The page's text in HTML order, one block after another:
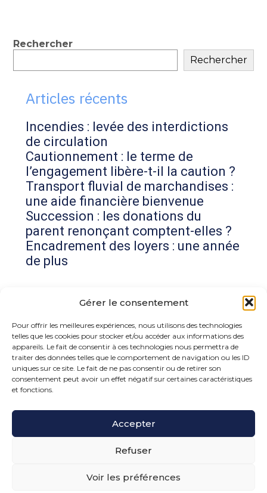
Gérer le consentement
Pour offrir les meilleures expériences, nous utilisons des technologies
telles que les cookies pour stocker et/ou accéder aux informations des
appareils. Le fait de consentir à ces technologies nous permettra de
traiter des données telles que le comportement de navigation ou les ID
uniques sur ce site. Le fait de ne pas consentir ou de retirer son
consentement peut avoir un effet négatif sur certaines caractéristiques
et fonctions.
Accepter
Refuser
Voir les préférences
Blog
sidebar
Rechercher
Rechercher
Articles récents
Incendies : levée des interdictions
de circulation
Cautionnement : le terme de
l’engagement libère-t-il la caution ?
Transport fluvial de marchandises :
une aide financière bienvenue
Succession : les donations du
parent renonçant comptent-elles ?
Encadrement des loyers : une année
de plus
Commentaires récents
Aucun commentaire à afficher.
15 rue de la Bonne Rencontre – 77860 Quincy
Voisins
PLAN DU SITE